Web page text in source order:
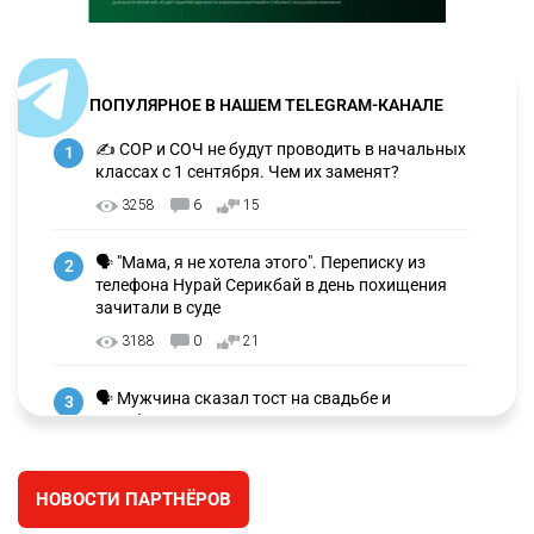
ПОПУЛЯРНОЕ В НАШЕМ TELEGRAM-КАНАЛЕ
1
✍️ СОР и СОЧ не будут проводить в начальных
классах с 1 сентября. Чем их заменят?
3258 6 15
2
🗣 "Мама, я не хотела этого". Переписку из
телефона Нурай Серикбай в день похищения
зачитали в суде
3188 0 21
3
🗣 Мужчина сказал тост на свадьбе и
заработал уголовное дело
🐏 Скота больше, а мясо дороже. Почему в
НОВОСТИ ПАРТНЁРОВ